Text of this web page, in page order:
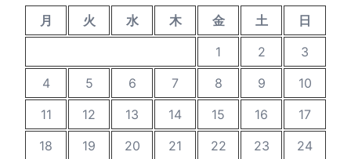
月 火 水 木 金 土
日
1
2
3
4
5 6 7 8 9
10
11
12 13 14 15 16
17
18
19 20 21 22 23
24